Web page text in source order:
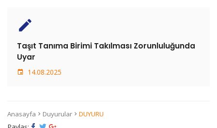
create
Taşıt Tanıma Birimi Takılması Zorunluluğunda
Uyar
14.08.2025
Anasayfa Duyurular DUYURU